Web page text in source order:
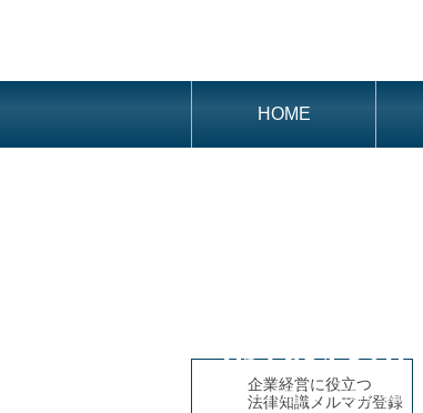
HOME
052-684-8311
平日9時～18時(土・日曜、祝日
企業経営に役立つ
法律知識メルマガ登録